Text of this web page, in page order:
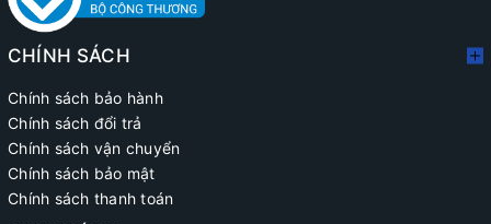
CHÍNH SÁCH
Chính sách bảo hành
Chính sách đổi trả
Chính sách vận chuyển
Chính sách bảo mật
Chính sách thanh toán